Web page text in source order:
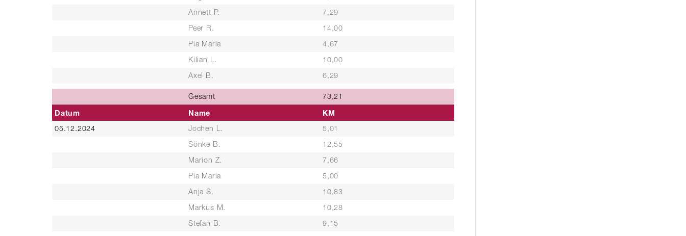
Annett P.
7,29
Peer R.
14,00
Pia Maria
4,67
Kilian L.
10,00
Axel B.
6,29
Gesamt 73,21
Datum Name KM
05.12.2024 Jochen L.
5,01
Sönke B.
12,55
Marion Z.
7,66
Pia Maria
5,00
Anja S.
10,83
Markus M.
10,28
Stefan B.
9,15